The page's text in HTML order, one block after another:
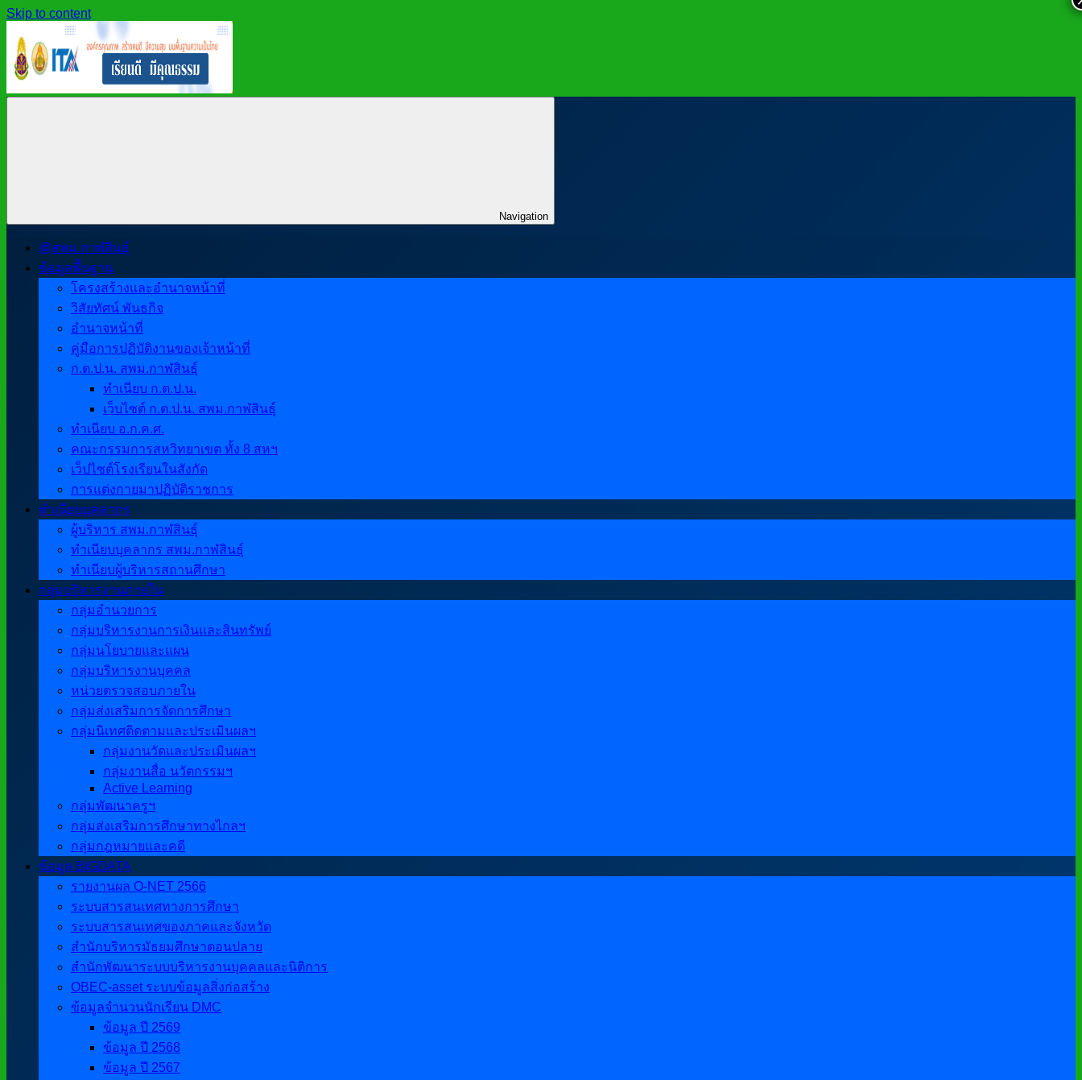
Skip to content
มัธยมศึกษา
กาฬสินธุ์
ศึกษา
มัธยมศึกษา
กาฬสินธุ์
Navigation
@สพม.กาฬสินธุ์
ข้อมูลพื้นฐาน
โครงสร้างและอำนาจหน้าที่
วิสัยทัศน์ พันธกิจ
อำนาจหน้าที่
คู่มือการปฏิบัติงานของเจ้าหน้าที่
ก.ต.ป.น. สพม.กาฬสินธุ์
ทำเนียบ ก.ต.ป.น.
เว็บไซต์ ก.ต.ป.น. สพม.กาฬสินธุ์
ทำเนียบ อ.ก.ค.ศ.
คณะกรรมการสหวิทยาเขต ทั้ง 8 สหฯ
เว็ปไซต์โรงเรียนในสังกัด
การแต่งกายมาปฏิบัติราชการ
ทำเนียบบุคลากร
ผู้บริหาร สพม.กาฬสินธุ์
ทำเนียบบุคลากร สพม.กาฬสินธุ์
ทำเนียบผู้บริหารสถานศึกษา
กลุ่มบริหารงานภายใน
กลุ่มอำนวยการ
กลุ่มบริหารงานการเงินและสินทรัพย์
กลุ่มนโยบายและแผน
กลุ่มบริหารงานบุคคล
หน่วยตรวจสอบภายใน
กลุ่มส่งเสริมการจัดการศึกษา
กลุ่มนิเทศติดตามและประเมินผลฯ
กลุ่มงานวัดและประเมินผลฯ
กลุ่มงานสื่อ นวัตกรรมฯ
Active Learning
กลุ่มพัฒนาครูฯ
กลุ่มส่งเสริมการศึกษาทางไกลฯ
กลุ่มกฎหมายและคดี
ข้อมูล BIGDATA
รายงานผล O-NET 2566
ระบบสารสนเทศทางการศึกษา
ระบบสารสนเทศของภาคและจังหวัด
สำนักบริหารมัธยมศึกษาตอนปลาย
สำนักพัฒนาระบบบริหารงานบุคคลและนิติการ
OBEC-asset ระบบข้อมูลสิ่งก่อสร้าง
ข้อมูลจำนวนนักเรียน DMC
ข้อมูล ปี 2569
ข้อมูล ปี 2568
ข้อมูล ปี 2567